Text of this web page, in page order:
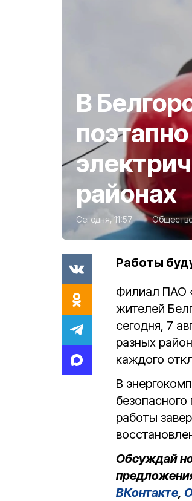
В
районах
Сегодня, 11:57
Работы
Филиал ПАО
жителей
сегодня, 7
разных
каждого
В
работы
Обсуждай
ВКонтакте,